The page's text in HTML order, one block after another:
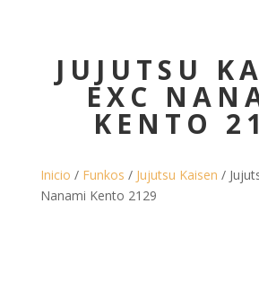
JUJUTSU
EXC
KENTO
Inicio / Funkos / Jujutsu Kaisen /
Nanami Kento 2129